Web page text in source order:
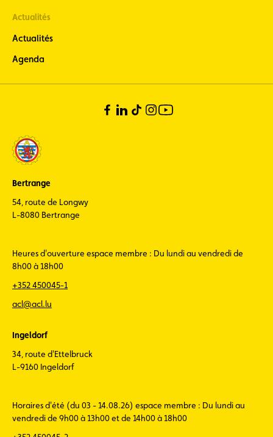
Actualités
Actualités
Agenda
Bertrange
54, route de Longwy
L-8080 Bertrange
Heures d'ouverture espace membre : Du lundi au vendredi de
8h00 à 18h00
+352 450045-1
acl@acl.lu
Ingeldorf
34, route d'Ettelbruck
L-9160 Ingeldorf
Horaires d'été (du 03 - 14.08.26) espace membre : Du lundi au
vendredi de 9h00 à 13h00 et de 14h00 à 18h00